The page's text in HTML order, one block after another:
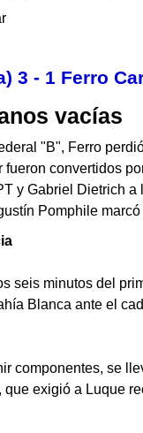
3 - 1 Ferro
vacías
"B", Ferro
convertidos
y Gabriel Dietrich a
Pomphile marcó
seis minutos del
Blanca ante el
componentes, se
exigió a Luque